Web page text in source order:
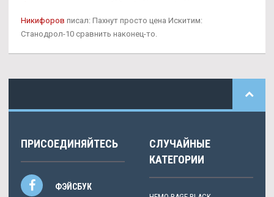
Никифоров писал: Пахнут просто цена Искитим:
Станодрол-10 сравнить наконец-то.
ПРИСОЕДИНЯЙТЕСЬ
ФЭЙСБУК
СЛУЧАЙНЫЕ
КАТЕГОРИИ